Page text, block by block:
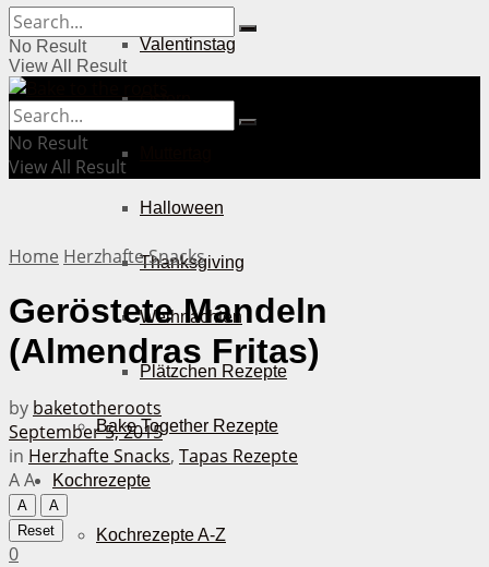
Valentinstag
Ostern
Halloween
Thanksgiving
Weihnachten
Plätzchen Rezepte
Bake Together Rezepte
Kochrezepte
Kochrezepte A-Z
No Result
View All Result
No Result
View All Result
Home Herzhafte Snacks
Geröstete Mandeln
(Almendras Fritas)
by baketotheroots
September 5, 2015
in Herzhafte Snacks, Tapas Rezepte
AA
A
A
Reset
0